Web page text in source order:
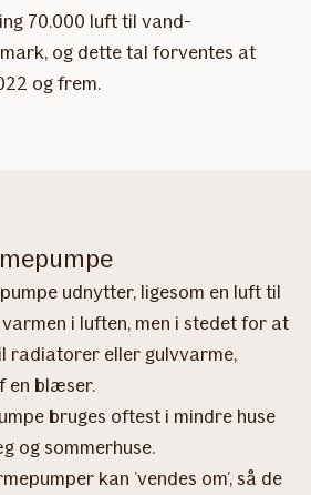
70.000 luft til vand-
og dette tal forventes at
og frem.
udnytter, ligesom en luft til
i luften, men i stedet for at
radiatorer eller gulvvarme,
en blæser.
bruges oftest i mindre huse
og sommerhuse.
kan ’vendes om’, så de